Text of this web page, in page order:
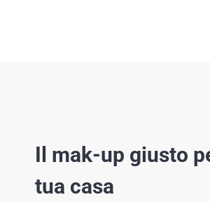
Il mak-up giusto
tua casa